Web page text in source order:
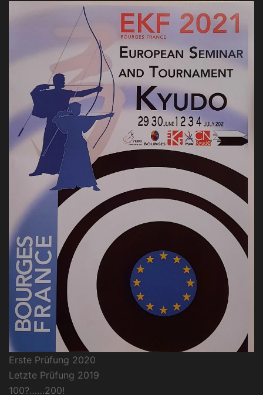
Erste Prüfung 2020
Letzte Prüfung 2019
100?……200!